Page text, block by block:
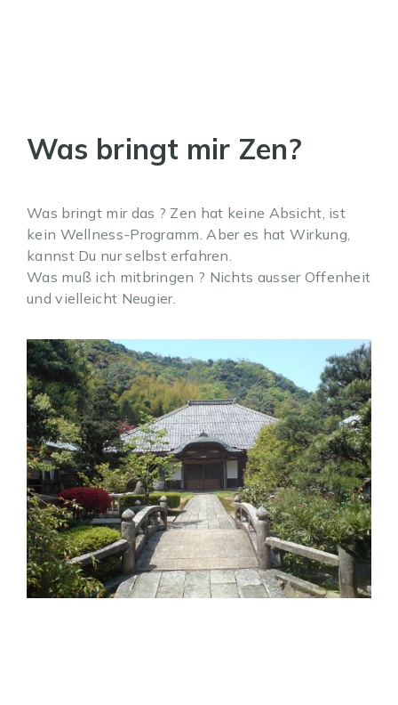
Was bringt mir Zen?
Was bringt mir das ? Zen hat keine Absicht, ist
kein Wellness-Programm. Aber es hat Wirkung,
kannst Du nur selbst erfahren.
Was muß ich mitbringen ? Nichts ausser Offenheit
und vielleicht Neugier.